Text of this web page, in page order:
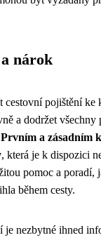
nárok
cestovní pojištění ke
a dodržet všechny
Prvním a zásadním
, která je k dispozici
pomoc a poradí,
během cesty.
nezbytné ihned